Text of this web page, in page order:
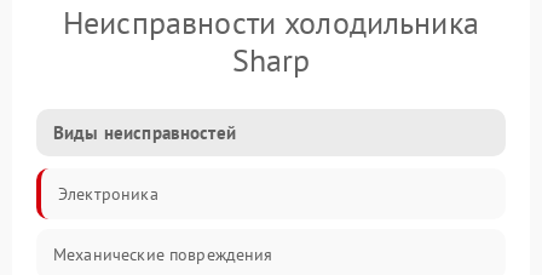
Неисправности холодильника
Sharp
Виды неисправностей
Электроника
Механические повреждения